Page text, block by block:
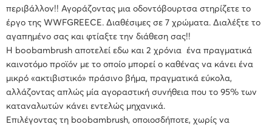
περιβάλλον!! Αγοράζοντας μια οδοντόβουρτσα στηρίζετε το
έργο της WWFGREECE. Διαθέσιμες σε 7 χρώματα. Διαλέξτε το
αγαπημένο σας και φτίαξτε την διάθεση σας!!
H boobambrush αποτελεί εδω και 2 χρόνια ένα πραγματικά
καινοτόμο προϊόν με το οποίο μπορεί ο καθένας να κάνει ένα
μικρό «ακτιβιστικό» πράσινο βήμα, πραγματικά εύκολα,
αλλάζοντας απλώς μία αγοραστική συνήθεια που το 95% των
καταναλωτών κάνει εντελώς μηχανικά.
Επιλέγοντας τη boobambrush, οποιοσδήποτε, χωρίς να